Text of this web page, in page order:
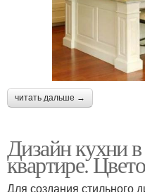
читать дальше →
Дизайн кухни
квартире.
Для создания стильного